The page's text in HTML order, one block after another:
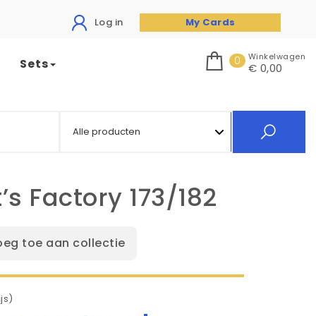
Log in My Cards
Sets 0 Winkelwagen
€ 0,00
Factory 173/182
toe aan collectie